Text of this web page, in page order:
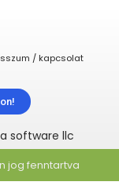
/ kapcsolat
software llc
jog fenntartva